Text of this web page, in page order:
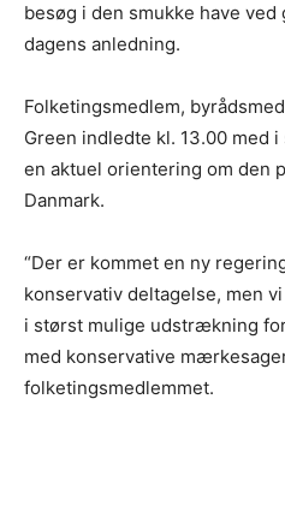
besøg i den smukke have
dagens anledning.
Folketingsmedlem,
Green indledte kl. 13.00 med
en aktuel orientering om den
Danmark.
“Der er kommet en ny
konservativ deltagelse, men
i størst mulige udstrækning
med konservative
folketingsmedlemmet.